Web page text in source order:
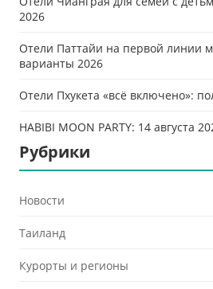
2026
Отели Паттайи на первой линии
варианты 2026
Отели Пхукета «всё включено»:
HABIBI MOON PARTY: 14 августа
Рубрики
Новости
Таиланд
Курорты и регионы